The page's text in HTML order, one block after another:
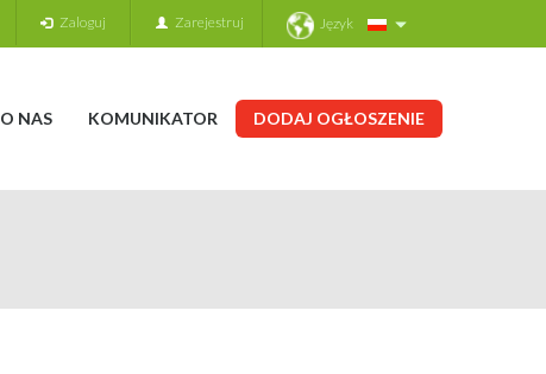
Język
Zaloguj Zarejestruj
O NAS KOMUNIKATOR DODAJ OGŁOSZENIE